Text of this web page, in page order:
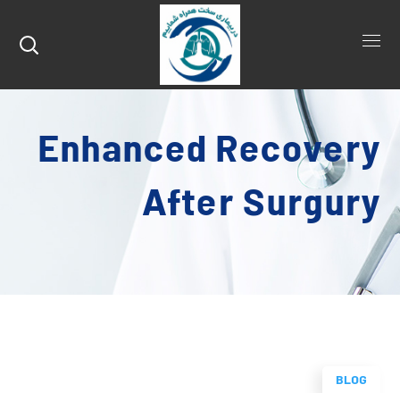
Enhanced Recovery
After Surgury
BLOG